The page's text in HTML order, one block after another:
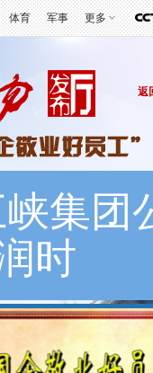
体育 军事 更多
返
集团
时